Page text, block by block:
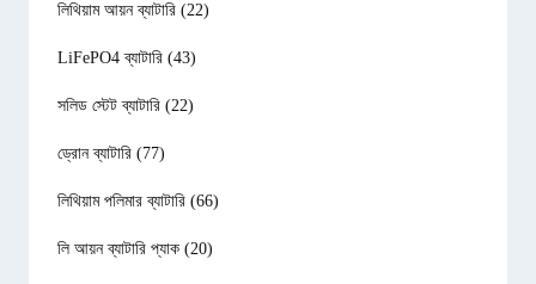
লিথিয়াম আয়ন ব্যাটারি (22)
LiFePO4 ব্যাটারি (43)
সলিড স্টেট ব্যাটারি (22)
ড্রোন ব্যাটারি (77)
লিথিয়াম পলিমার ব্যাটারি (66)
লি আয়ন ব্যাটারি প্যাক (20)